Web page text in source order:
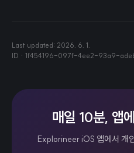
Last updated: 2026. 6. 1.
ID · 1f454196-097f-4ee2-93a9-
매일 10분, 앱
Explorineer iOS 앱에서 개